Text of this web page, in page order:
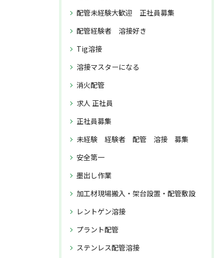
配管未経験大歓迎 正社員募集
配管経験者 溶接好き
Tig溶接
溶接マスターになる
消火配管
求人 正社員
正社員募集
未経験 経験者 配管 溶接 募集
安全第一
墨出し作業
加工材現場搬入・架台設置・配管敷設
レントゲン溶接
プラント配管
ステンレス配管溶接